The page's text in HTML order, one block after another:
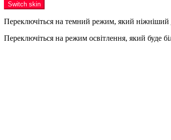
Switch skin
Переключіться на темний режим, який ніжніший
Переключіться на режим освітлення, який буде